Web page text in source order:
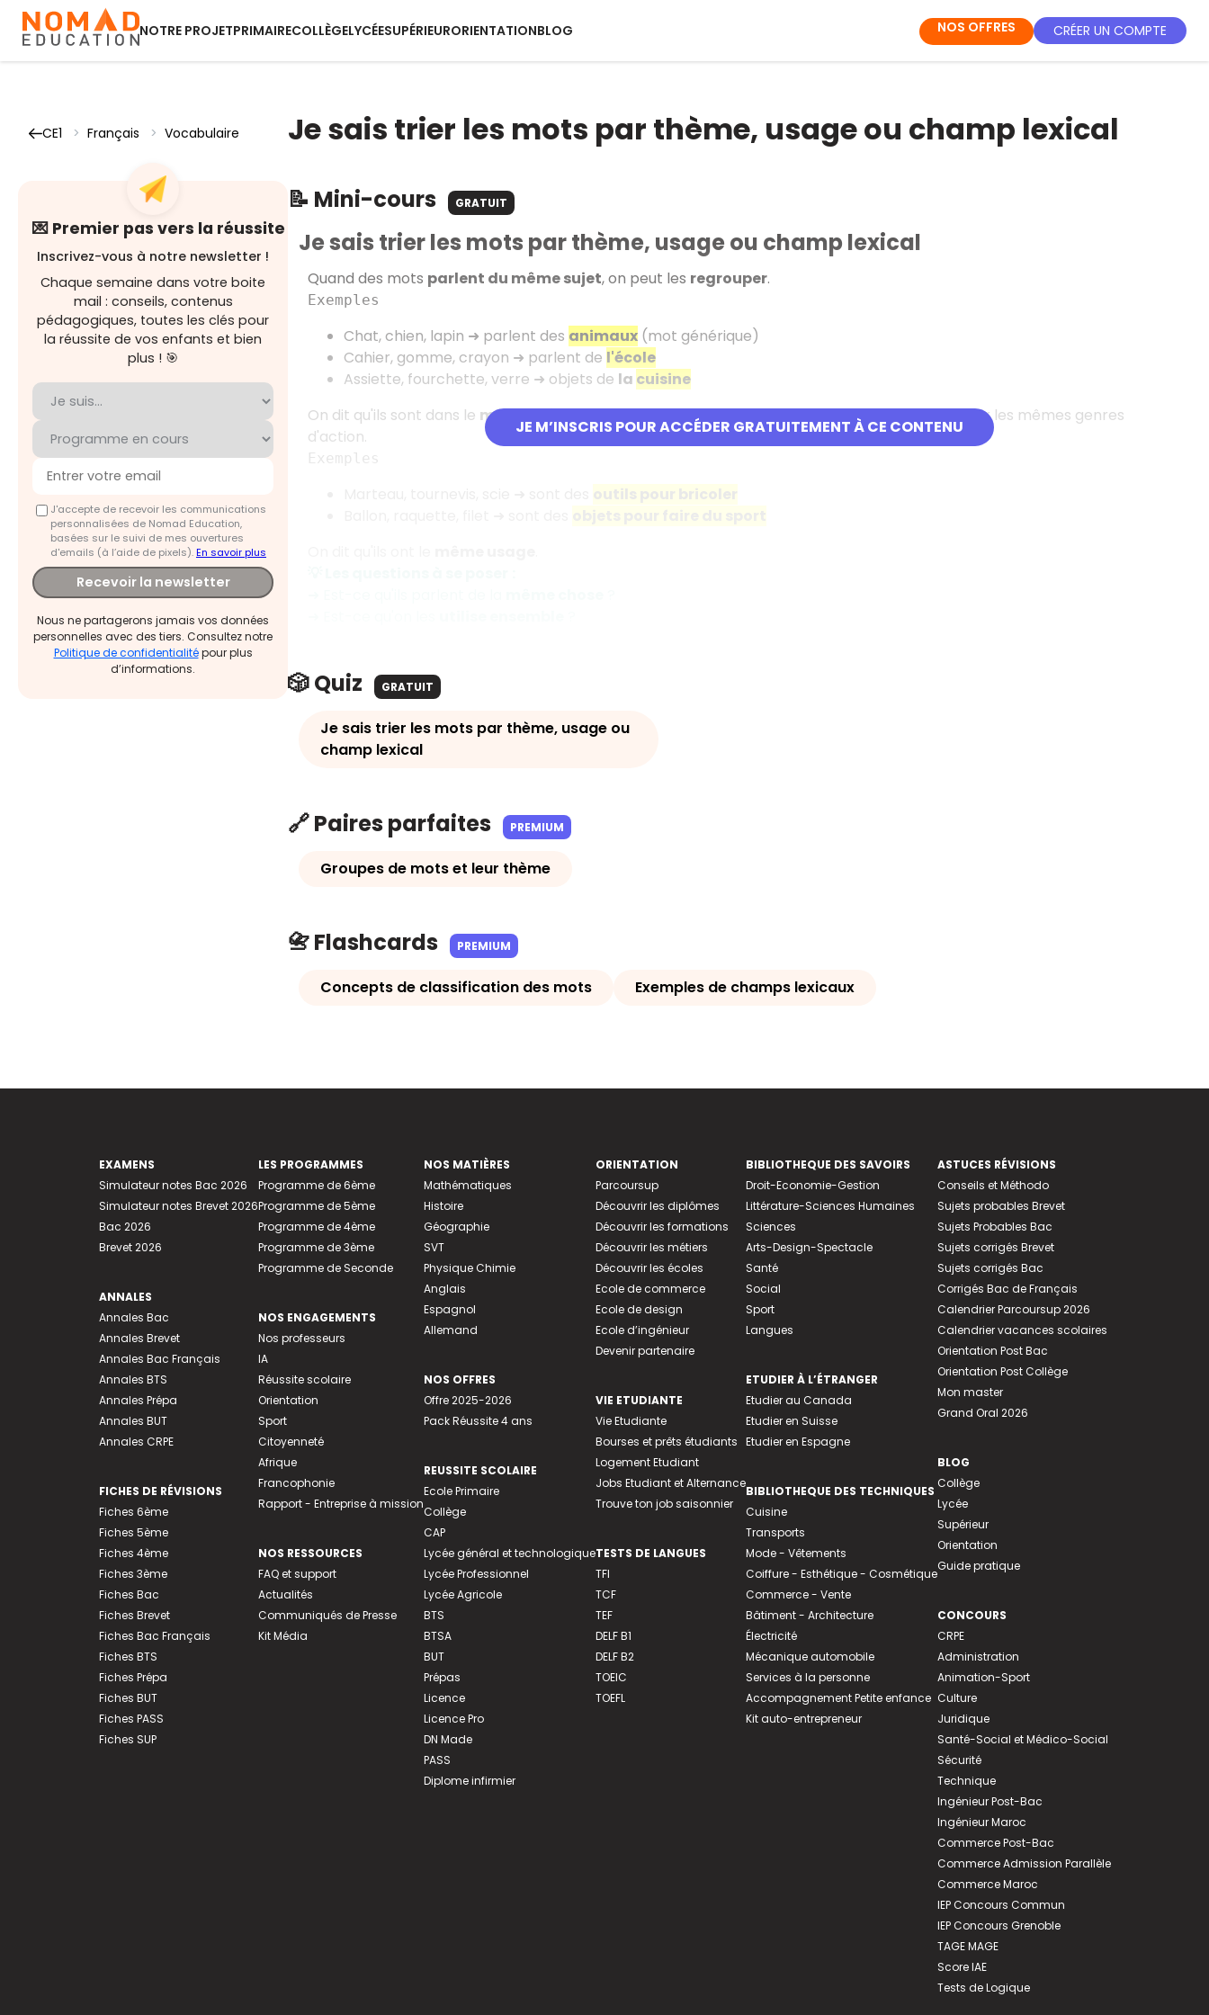
NOTRE PROJETPRIMAIRECOLLÈGELYCÉESUPÉRIEURORIENTATIONBLOG NOS OFFRES CRÉER UN COMPTE
CE1 > Français > Vocabulaire
💌 Premier pas vers la réussite
Inscrivez-vous à notre newsletter !
Chaque semaine dans votre boite
mail : conseils, contenus
pédagogiques, toutes les clés pour
la réussite de vos enfants et bien
plus ! 🎯
J'accepte de recevoir les communications
personnalisées de Nomad Education,
basées sur le suivi de mes ouvertures
d'emails (à l’aide de pixels).En savoir plus
Recevoir la newsletter
Nous ne partagerons jamais vos données
personnelles avec des tiers. Consultez notre
Politique de confidentialitépour plus
d’informations.
Je sais trier les mots par thème, usage ou champ lexical
📝 Mini-cours GRATUIT
JE M’INSCRIS POUR ACCÉDER GRATUITEMENT À CE CONTENU
Je sais trier les mots par thème, usage ou champ lexical
Quand des mots parlent du même sujet, on peut les regrouper.
Exemples
Chat, chien, lapin ➜ parlent des animaux(mot générique)
Cahier, gomme, crayon ➜ parlent de l'école
Assiette, fourchette, verre ➜ objets de la cuisine
On dit qu'ils sont dans le même thèmeou dans lemême champ lexical, car ils sont utilisés pour les mêmes genres
d'action.
Exemples
🎲 Quiz GRATUIT
Je sais trier les mots par thème, usage ou
champ lexical
🔗 Paires parfaites PREMIUM
Groupes de mots et leur thème
📇 Flashcards PREMIUM
Concepts de classification des mots Exemples de champs lexicaux
EXAMENS
Simulateur notes Bac 2026
Simulateur notes Brevet 2026
Bac 2026
Brevet 2026
ANNALES
Annales Bac
Annales Brevet
Annales Bac Français
Annales BTS
Annales Prépa
Annales BUT
Annales CRPE
FICHES DE RÉVISIONS
Fiches 6ème
Fiches 5ème
Fiches 4ème
Fiches 3ème
Fiches Bac
Fiches Brevet
Fiches Bac Français
Fiches BTS
Fiches Prépa
Fiches BUT
Fiches PASS
Fiches SUP
LES PROGRAMMES
Programme de 6ème
Programme de 5ème
Programme de 4ème
Programme de 3ème
Programme de Seconde
NOS ENGAGEMENTS
Nos professeurs
IA
Réussite scolaire
Orientation
Sport
Citoyenneté
Afrique
Francophonie
Rapport - Entreprise à mission
NOS RESSOURCES
FAQ et support
Actualités
Communiqués de Presse
Kit Média
NOS MATIÈRES
Mathématiques
Histoire
Géographie
SVT
Physique Chimie
Anglais
Espagnol
Allemand
NOS OFFRES
Offre 2025-2026
Pack Réussite 4 ans
REUSSITE SCOLAIRE
Ecole Primaire
Collège
CAP
Lycée général et technologique
Lycée Professionnel
Lycée Agricole
BTS
BTSA
BUT
Prépas
Licence
Licence Pro
DN Made
PASS
Diplome infirmier
ORIENTATION
Parcoursup
Découvrir les diplômes
Découvrir les formations
Découvrir les métiers
Découvrir les écoles
Ecole de commerce
Ecole de design
Ecole d’ingénieur
Devenir partenaire
VIE ETUDIANTE
Vie Etudiante
Bourses et prêts étudiants
Logement Etudiant
Jobs Etudiant et Alternance
Trouve ton job saisonnier
TESTS DE LANGUES
TFI
TCF
TEF
DELF B1
DELF B2
TOEIC
TOEFL
BIBLIOTHEQUE DES SAVOIRS
Droit-Economie-Gestion
Littérature-Sciences Humaines
Sciences
Arts-Design-Spectacle
Santé
Social
Sport
Langues
ETUDIER À L’ÉTRANGER
Etudier au Canada
Etudier en Suisse
Etudier en Espagne
BIBLIOTHEQUE DES TECHNIQUES
Cuisine
Transports
Mode - Vêtements
Coiffure - Esthétique - Cosmétique
Commerce - Vente
Bâtiment - Architecture
Électricité
Mécanique automobile
Services à la personne
Accompagnement Petite enfance
Kit auto-entrepreneur
ASTUCES RÉVISIONS
Conseils et Méthodo
Sujets probables Brevet
Sujets Probables Bac
Sujets corrigés Brevet
Sujets corrigés Bac
Corrigés Bac de Français
Calendrier Parcoursup 2026
Calendrier vacances scolaires
Orientation Post Bac
Orientation Post Collège
Mon master
Grand Oral 2026
BLOG
Collège
Lycée
Supérieur
Orientation
Guide pratique
CONCOURS
CRPE
Administration
Animation-Sport
Culture
Juridique
Santé-Social et Médico-Social
Sécurité
Technique
Ingénieur Post-Bac
Ingénieur Maroc
Commerce Post-Bac
Commerce Admission Parallèle
Commerce Maroc
IEP Concours Commun
IEP Concours Grenoble
TAGE MAGE
Score IAE
Tests de Logique